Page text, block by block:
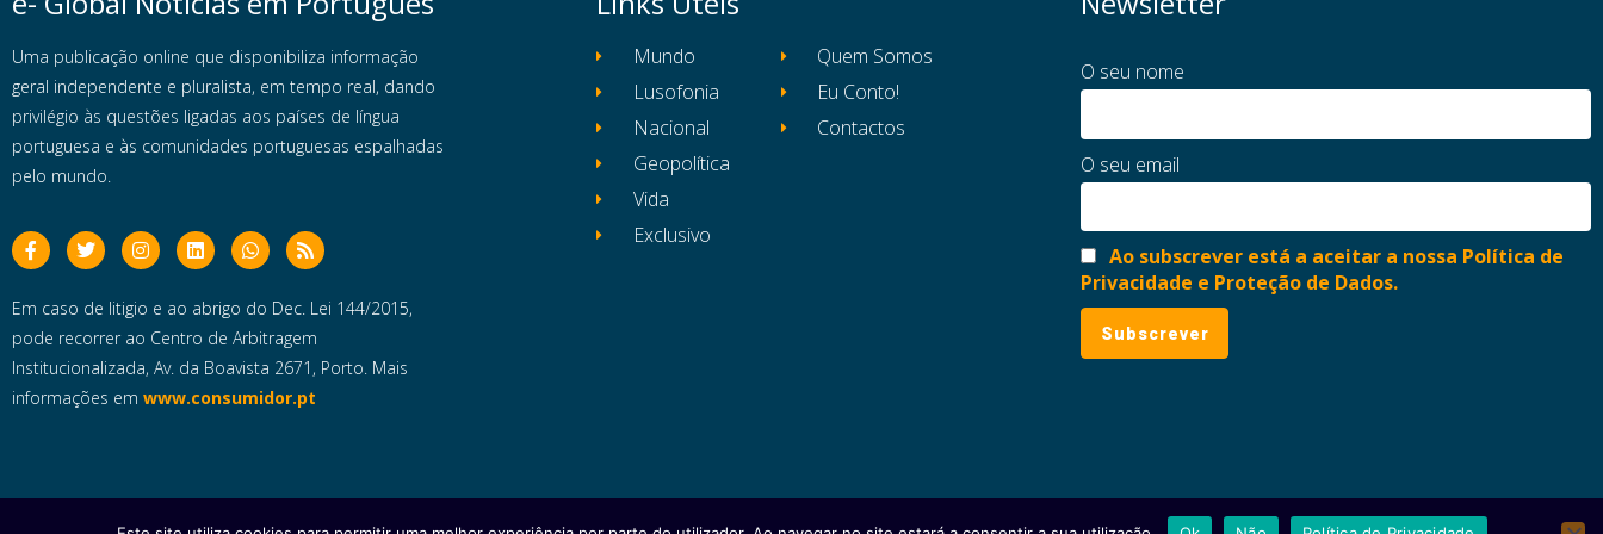
Uma publicação online que disponibiliza informação
geral independente e pluralista, em tempo real, dando
privilégio às questões ligadas aos países de língua
portuguesa e às comunidades portuguesas espalhadas
pelo mundo.
Em caso de litigio e ao abrigo do Dec. Lei 144/2015,
pode recorrer ao Centro de Arbitragem
Institucionalizada, Av. da Boavista 2671, Porto. Mais
informações em www.consumidor.pt
Mundo
Lusofonia
Nacional
Geopolítica
Vida
Exclusivo
Quem Somos
Eu Conto!
Contactos
O seu nome
O seu email
Ao subscrever está a aceitar a nossa Política de
Privacidade e Proteção de Dados.